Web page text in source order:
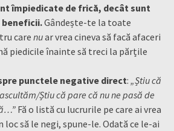
împiedicate de frică, decât sunt
Gândește-te la toate
care nuar vrea cineva să facă afaceri
piedicile înainte să treci la părțile
punctele negative direct: „Știu că
Știu că pare că nu ne pasă de
Fă o listă cu lucrurile pe care ai vrea
loc să le negi, spune-le. Odată ce le-ai